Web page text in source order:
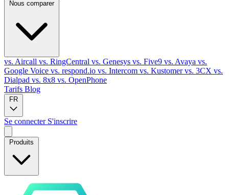
Nous comparer
vs. Aircall vs. RingCentral vs. Genesys vs. Five9 vs. Avaya vs.
Google Voice vs. respond.io vs. Intercom vs. Kustomervs. 3CX vs.
Dialpad vs. 8x8 vs. OpenPhone
Tarifs Blog
FR
Se connecter S'inscrire
Produits